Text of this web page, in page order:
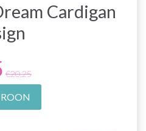
Cardigan
€20,25